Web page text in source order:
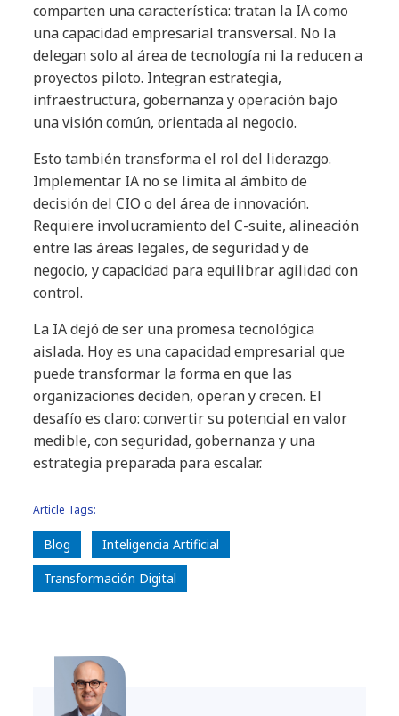
comparten una característica: tratan la IA como
una capacidad empresarial transversal. No la
delegan solo al área de tecnología ni la reducen a
proyectos piloto. Integran estrategia,
infraestructura, gobernanza y operación bajo
una visión común, orientada al negocio.
Esto también transforma el rol del liderazgo.
Implementar IA no se limita al ámbito de
decisión del CIO o del área de innovación.
Requiere involucramiento del C-suite, alineación
entre las áreas legales, de seguridad y de
negocio, y capacidad para equilibrar agilidad con
control.
La IA dejó de ser una promesa tecnológica
aislada. Hoy es una capacidad empresarial que
puede transformar la forma en que las
organizaciones deciden, operan y crecen. El
desafío es claro: convertir su potencial en valor
medible, con seguridad, gobernanza y una
estrategia preparada para escalar.
Article Tags:
Blog
Inteligencia Artificial
Transformación Digital